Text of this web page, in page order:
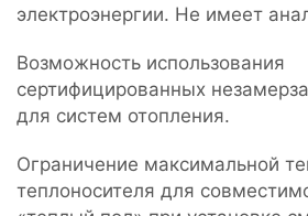
электроэнергии. Не имеет
Возможность использования
сертифицированных
для систем отопления.
Ограничение максимальной
теплоносителя для